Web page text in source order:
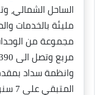
مليئة بالخدمات
المتبقي على 7 سنوات.